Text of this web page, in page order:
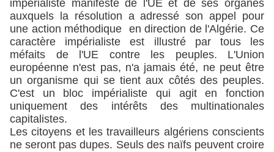
impérialiste manifeste de l'UE et de ses organes
auxquels la résolution a adressé son appel pour
une action méthodique en direction de l'Algérie. Ce
caractère impérialiste est illustré par tous les
méfaits de l'UE contre les peuples. L'Union
européenne n'est pas, n'a jamais été, ne peut être
un organisme qui se tient aux côtés des peuples.
C'est un bloc impérialiste qui agit en fonction
uniquement des intérêts des multinationales
capitalistes.
Les citoyens et les travailleurs algériens conscients
ne seront pas dupes. Seuls des naïfs peuvent croire